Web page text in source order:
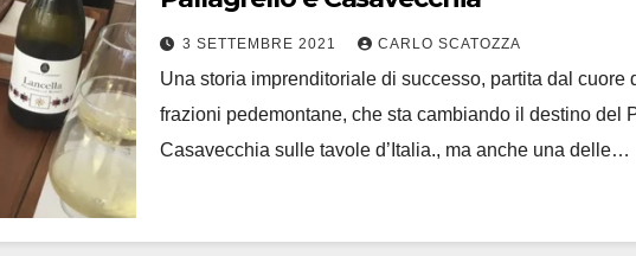
3 SETTEMBRE 2021 CARLO SCATOZZA
Una storia imprenditoriale di successo, partita dal cuore
frazioni pedemontane, che sta cambiando il destino del
Casavecchia sulle tavole d’Italia., ma anche una delle…